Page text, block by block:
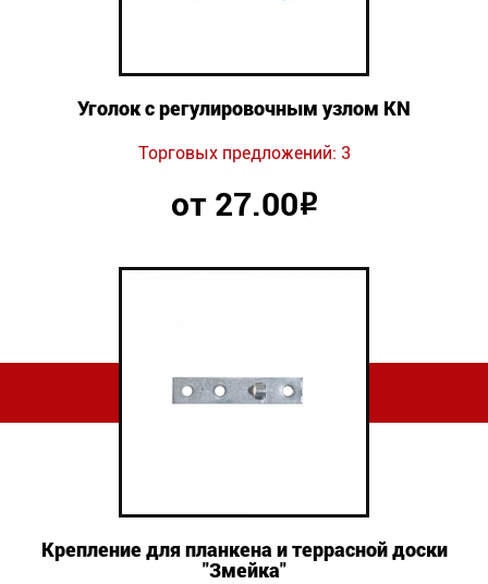
Оплата и доставка
01-
Уголок с регулировочным узлом KN
Торговых предложений: 3
от 27.00Р
Крепление для планкена и террасной доски
"Змейка"